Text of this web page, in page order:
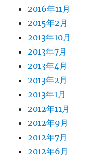
2016年11月
2015年2月
2013年10月
2013年7月
2013年4月
2013年2月
2013年1月
2012年11月
2012年9月
2012年7月
2012年6月